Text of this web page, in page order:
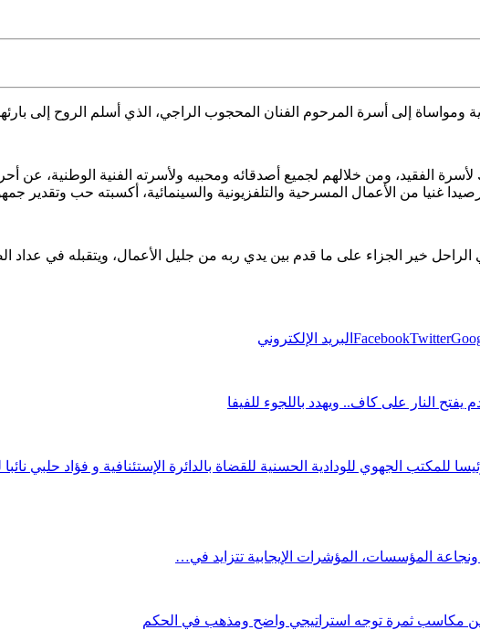
ومواساة إلى أسرة المرحوم الفنان المحجوب الراجي، الذي أسلم الروح إلى
لأسرة الفقيد، ومن خلالهم لجميع أصدقائه ومحبيه ولأسرته الفنية الوطنية،
غنيا من الأعمال المسرحية والتلفزيونية والسينمائية، أكسبته حب وتقدير
الراحل خير الجزاء على ما قدم بين يدي ربه من جليل الأعمال، ويتقبله في
FacebookTwitter البريد الإلكتروني
يفتح النار على كاف.. ويهدد باللجوء للفيفا
للمكتب الجهوي للودادية الحسنية للقضاة بالدائرة الإستئنافية و فؤاد حلبي نائبا
المؤسسات، المؤشرات الإيجابية تتزايد في…
مكاسب ثمرة توجه استراتيجي واضح ومذهب في الحكم